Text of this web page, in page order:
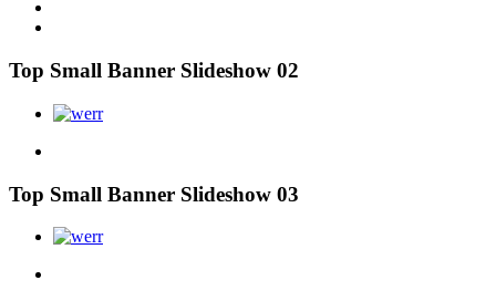
Top Small Banner Slideshow 02
Top Small Banner Slideshow 03